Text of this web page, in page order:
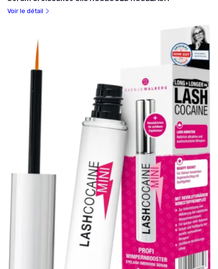
Voir le détail